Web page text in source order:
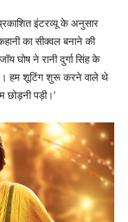
इंटरव्‍यू के अनुसार
का सीक्‍वल बनाने की
घोष ने रानी दुर्गा सिंह के
हम शूटिंग शुरू करने वाले थे
पड़ी।’